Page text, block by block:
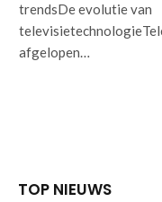
trendsDe evolutie van
afgelopen…
TOP NIEUWS